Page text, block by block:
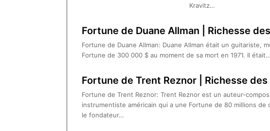
Kravitz…
Fortune de Duane Allman | Richesse
Fortune de Duane Allman: Duane Allman était un guitariste,
Fortune de 300 000 $ au moment de sa mort en 1971. Il était…
Fortune de Trent Reznor | Richesse
Fortune de Trent Reznor: Trent Reznor est un auteur-
instrumentiste américain qui a une Fortune de 80 millions
le fondateur…